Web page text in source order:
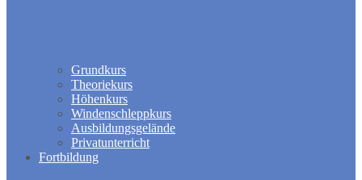
Grundkurs
Theoriekurs
Höhenkurs
Windenschleppkurs
Ausbildungsgelände
Privatunterricht
Fortbildung